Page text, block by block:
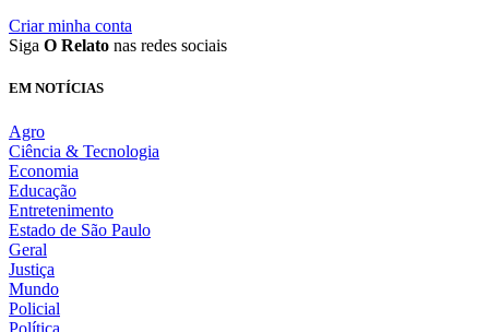
Criar minha conta
Siga O Relato nas redes sociais
EM NOTÍCIAS
Agro
Ciência & Tecnologia
Economia
Educação
Entretenimento
Estado de São Paulo
Geral
Justiça
Mundo
Policial
Política